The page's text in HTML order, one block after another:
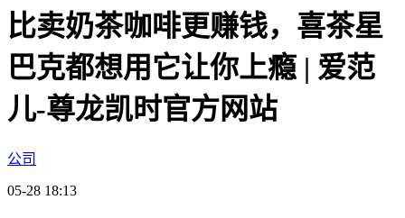
比卖奶茶咖啡更赚钱，喜茶星
巴克都想用它让你上瘾 | 爱范
儿-尊龙凯时官方网站
公司
05-28 18:13